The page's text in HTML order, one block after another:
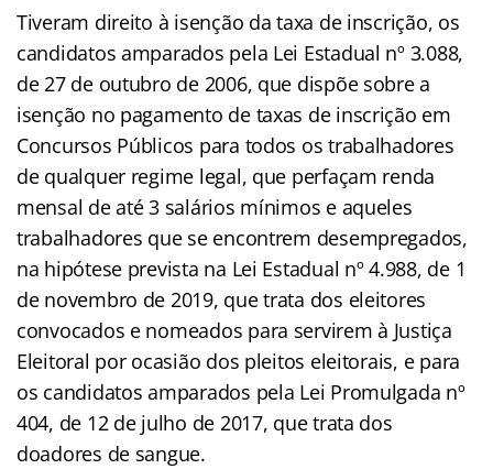
Tiveram direito à isenção da taxa de inscrição, os
candidatos amparados pela Lei Estadual nº 3.088,
de 27 de outubro de 2006, que dispõe sobre a
isenção no pagamento de taxas de inscrição em
Concursos Públicos para todos os trabalhadores
de qualquer regime legal, que perfaçam renda
mensal de até 3 salários mínimos e aqueles
trabalhadores que se encontrem desempregados,
na hipótese prevista na Lei Estadual nº 4.988, de 1
de novembro de 2019, que trata dos eleitores
convocados e nomeados para servirem à Justiça
Eleitoral por ocasião dos pleitos eleitorais, e para
os candidatos amparados pela Lei Promulgada nº
404, de 12 de julho de 2017, que trata dos
doadores de sangue.